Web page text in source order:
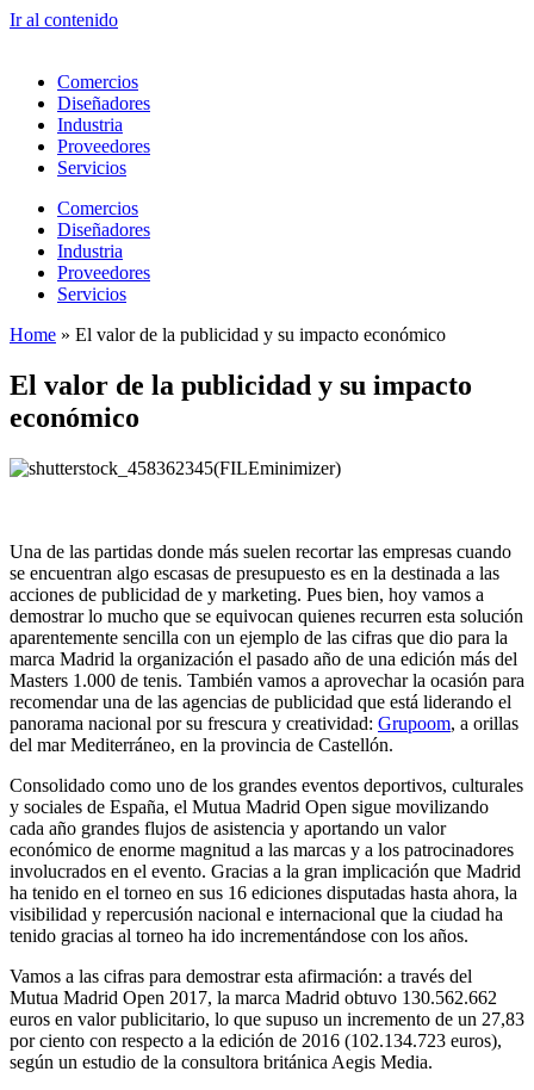
Ir al contenido
Comercios
Diseñadores
Industria
Proveedores
Servicios
Comercios
Diseñadores
Industria
Proveedores
Servicios
Home » El valor de la publicidad y su impacto económico
El valor de la publicidad y su impacto
económico
Una de las partidas donde más suelen recortar las empresas cuando
se encuentran algo escasas de presupuesto es en la destinada a las
acciones de publicidad de y marketing. Pues bien, hoy vamos a
demostrar lo mucho que se equivocan quienes recurren esta solución
aparentemente sencilla con un ejemplo de las cifras que dio para la
marca Madrid la organización el pasado año de una edición más del
Masters 1.000 de tenis. También vamos a aprovechar la ocasión para
recomendar una de las agencias de publicidad que está liderando el
panorama nacional por su frescura y creatividad: Grupoom, a orillas
del mar Mediterráneo, en la provincia de Castellón.
Consolidado como uno de los grandes eventos deportivos, culturales
y sociales de España, el Mutua Madrid Open sigue movilizando
cada año grandes flujos de asistencia y aportando un valor
económico de enorme magnitud a las marcas y a los patrocinadores
involucrados en el evento. Gracias a la gran implicación que Madrid
ha tenido en el torneo en sus 16 ediciones disputadas hasta ahora, la
visibilidad y repercusión nacional e internacional que la ciudad ha
tenido gracias al torneo ha ido incrementándose con los años.
Vamos a las cifras para demostrar esta afirmación: a través del
Mutua Madrid Open 2017, la marca Madrid obtuvo 130.562.662
euros en valor publicitario, lo que supuso un incremento de un 27,83
por ciento con respecto a la edición de 2016 (102.134.723 euros),
según un estudio de la consultora británica Aegis Media.